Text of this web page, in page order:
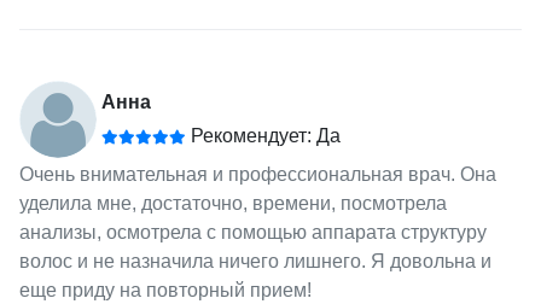
Анна
Рекомендует: Да
Очень внимательная и профессиональная врач. Она
уделила мне, достаточно, времени, посмотрела
анализы, осмотрела с помощью аппарата структуру
волос и не назначила ничего лишнего. Я довольна и
еще приду на повторный прием!